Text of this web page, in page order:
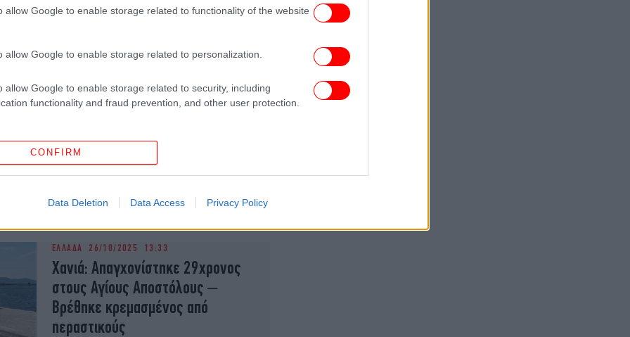
allow Google to enable storage related to functionality of the website
allow Google to enable storage related to personalization.
allow Google to enable storage related to security, including
functionality and fraud prevention, and other user protection.
CONFIRM
Data Deletion Data Access Privacy Policy
ΕΛΛΑΔΑ 25/11/2025 09:26
58χρονος επιχειρηματίας
-Βρέθηκε απαγχονισμένος
Σοκ στην Ηλεία: 57χρονος άνδρας
εντοπίστηκε απαγχονισμένος
στον Καρδαμά
ΕΛΛΑΔΑ 26/10/2025 13:33
Χανιά: Απαγχονίστηκε 29χρονος
στους Αγίους Αποστόλους –
Βρέθηκε κρεμασμένος από
περαστικούς